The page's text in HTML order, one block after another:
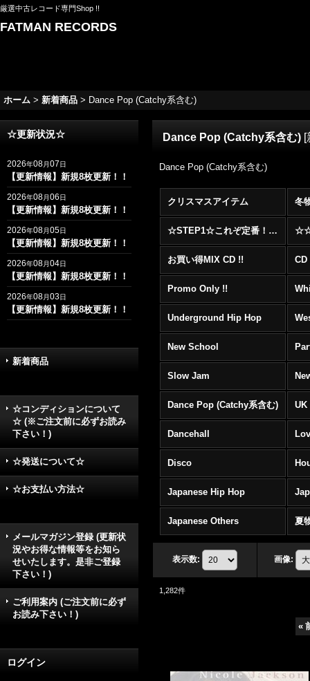
厳選中古レコード専門Shop !!
FATMAN RECORDS
ホーム > 新着商品 > Dance Pop (Catchy系含む)
☆更新状況☆
2026年08月07日
【更新情報】新規8枚更新！！
2026年08月06日
【更新情報】新規8枚更新！！
2026年08月05日
【更新情報】新規8枚更新！！
2026年08月04日
【更新情報】新規8枚更新！！
2026年08月03日
【更新情報】新規8枚更新！！
新着商品
☆コンディションについて
☆ (※ご注文前に必ずお読み
下さい！)
☆発送について☆
☆お支払い方法☆
メールマガジン登録 (更新状
況やお得な情報等をお知ら
せいたします。是非ご登録
下さい！)
ご利用案内 (ご注文前に必ず
お読み下さい！)
ログイン
Dance Pop (Catchy系含む) [
Dance Pop (Catchy系含む)
クリスマスアイテム 冬
☆STEP1☆これぞ定番！！まずはここから！2000年代R&BフロアヒットBest 100 !!!
お買い得MIX CD !!
Promo Only !!
Underground Hip Hop
New School
Slow Jam
Dance Pop (Catchy系含む) UK
Dancehall
Disco
Japanese Hip Hop
Japanese Others 夏
表示数: 画像:
1,282件
«